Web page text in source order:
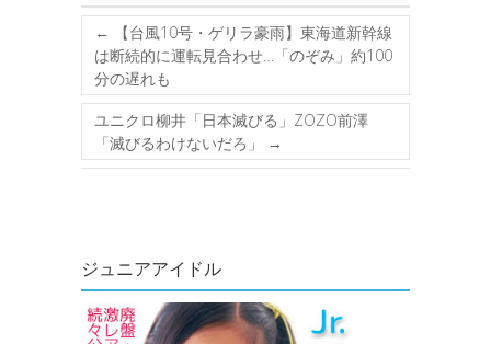
←
【台風10号・ゲリラ豪雨】東海道新幹線
は断続的に運転見合わせ…「のぞみ」約100
分の遅れも
ユニクロ柳井「日本滅びる」ZOZO前澤
「滅びるわけないだろ」
→
ジュニアアイドル